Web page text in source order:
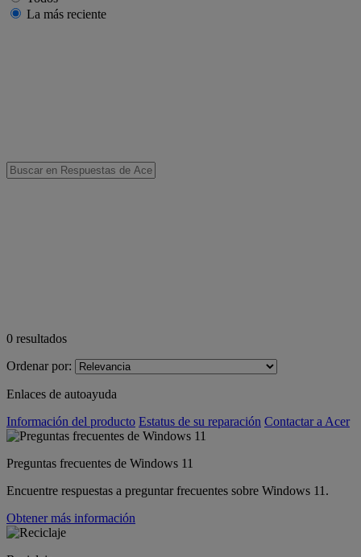
La más reciente
0 resultados
Ordenar por:
Enlaces de autoayuda
Información del producto Estatus de su reparación Contactar a Acer
Preguntas frecuentes de Windows 11
Encuentre respuestas a preguntar frecuentes sobre Windows 11.
Obtener más información